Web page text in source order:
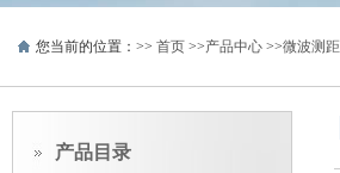
您当前的位置：>> 首页 >>产品中心 >>微波测距
产品目录